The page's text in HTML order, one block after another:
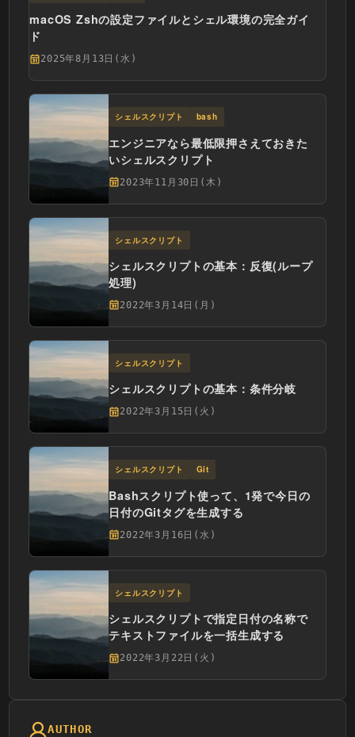
macOS Zshの設定ファイルとシェル環境の完全ガイ
ド
2025年8月13日(水)
シェルスクリプト bash
エンジニアなら最低限押さえておきた
いシェルスクリプト
2023年11月30日(木)
シェルスクリプト
シェルスクリプトの基本：反復(ループ
処理)
2022年3月14日(月)
シェルスクリプト
シェルスクリプトの基本：条件分岐
2022年3月15日(火)
シェルスクリプト Git
Bashスクリプト使って、1発で今日の
日付のGitタグを生成する
2022年3月16日(水)
シェルスクリプト
シェルスクリプトで指定日付の名称で
テキストファイルを一括生成する
2022年3月22日(火)
AUTHOR